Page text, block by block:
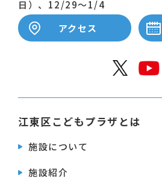
日）、12/29～1/4
アクセス
江東区こどもプラザとは
施設について
施設紹介